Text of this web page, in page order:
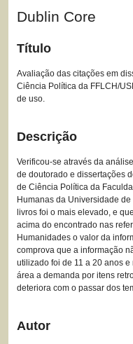
Dublin Core
Título
Avaliação das citações em
Ciência Política da FFLCH/
de uso.
Descrição
Verificou-se através da
de doutorado e dissertações
de Ciência Política da
Humanas da Universidade
livros foi o mais elevado, e
acima do encontrado nas
Humanidades o valor da
comprova que a informação
utilizado foi de 11 a 20 anos
área a demanda por itens
deteriora com o passar dos
Autor